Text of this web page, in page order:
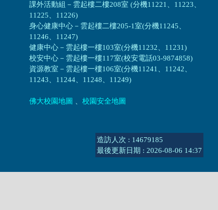
課外活動組 － 雲起樓二樓208室 (分機11221、11223、
11225、11226)
身心健康中心 － 雲起樓二樓205-1室(分機11245、
11246、11247)
健康中心－ 雲起樓一樓103室(分機11232、11231)
校安中心－ 雲起樓一樓117室(校安電話03-9874858)
資源教室 － 雲起樓一樓106室(分機11241、11242、
11243、11244、11248、11249)
佛大校園地圖 、 校園安全地圖
造訪人次 : 14679185
最後更新日期 : 2026-08-06 14:37